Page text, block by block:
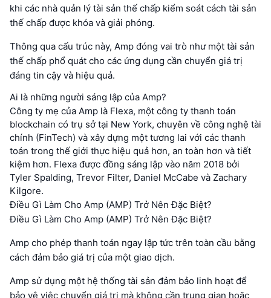
khi các nhà quản lý tài sản thế chấp kiểm soát cách tài sản
thế chấp được khóa và giải phóng.
Thông qua cấu trúc này, Amp đóng vai trò như một tài sản
thế chấp phổ quát cho các ứng dụng cần chuyển giá trị
đáng tin cậy và hiệu quả.
Ai là những người sáng lập của Amp?
Công ty mẹ của Amp là Flexa, một công ty thanh toán
blockchain có trụ sở tại New York, chuyên về công nghệ tài
chính (FinTech) và xây dựng một tương lai với các thanh
toán trong thế giới thực hiệu quả hơn, an toàn hơn và tiết
kiệm hơn. Flexa được đồng sáng lập vào năm 2018 bởi
Tyler Spalding, Trevor Filter, Daniel McCabe và Zachary
Kilgore.
Điều Gì Làm Cho Amp (AMP) Trở Nên Đặc Biệt?
Điều Gì Làm Cho Amp (AMP) Trở Nên Đặc Biệt?
Amp cho phép thanh toán ngay lập tức trên toàn cầu bằng
cách đảm bảo giá trị của một giao dịch.
Amp sử dụng một hệ thống tài sản đảm bảo linh hoạt để
bảo vệ việc chuyển giá trị mà không cần trung gian hoặc